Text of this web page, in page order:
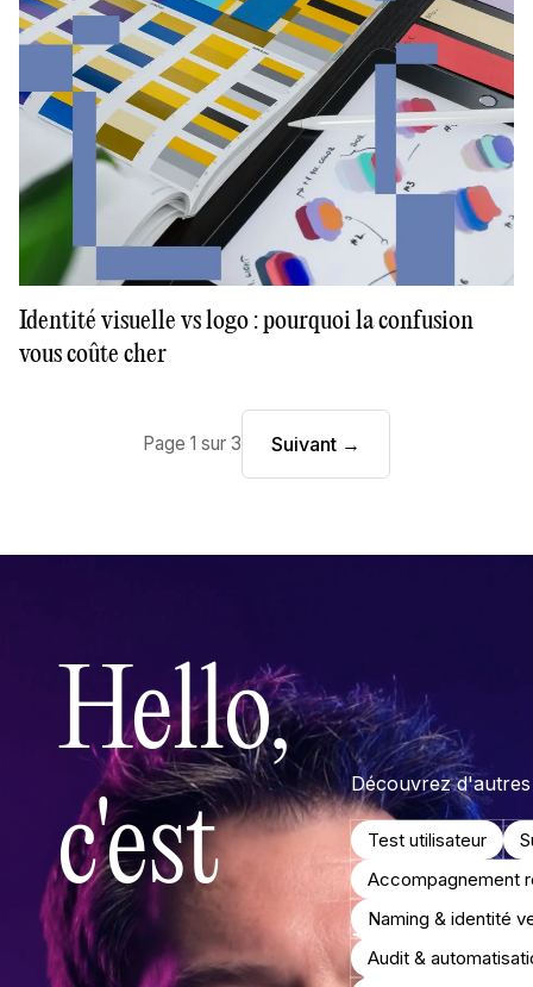
Identité visuelle vs logo : pourquoi la confusion
vous coûte cher
Page 1 sur 3 Suivant →
Hello,
c'est
Découvrez
Test utilisateur
Accompagnement
Naming & identité
Audit &